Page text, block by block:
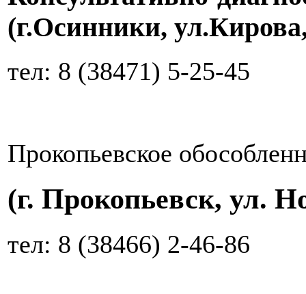
(г.Осинники,
тел: 8 (38471) 5-25-45
Прокопьевское
(г. Прокопьевск, ул.
тел: 8 (38466) 2-46-86